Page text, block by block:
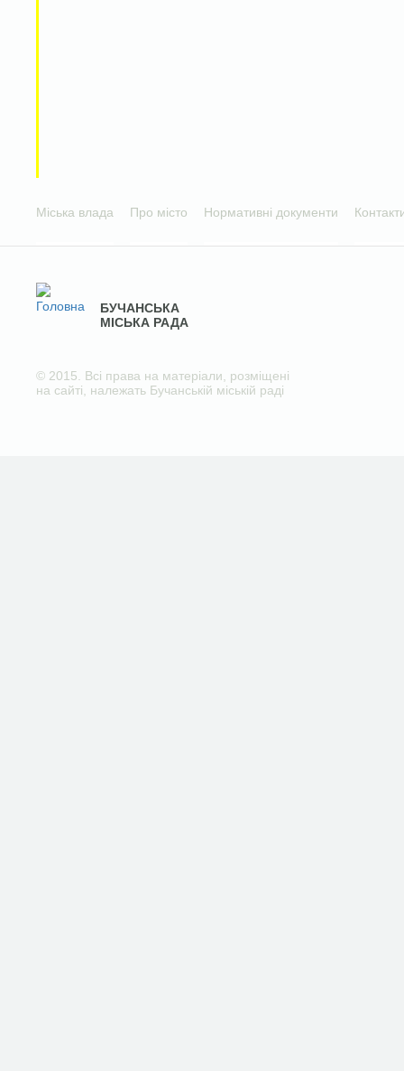
Міська влада Про місто Нормативні документи
БУЧАНСЬКА
МІСЬКА РАДА
© 2015. Всі права на матеріали, розміщені
на сайті, належать Бучанській міській раді